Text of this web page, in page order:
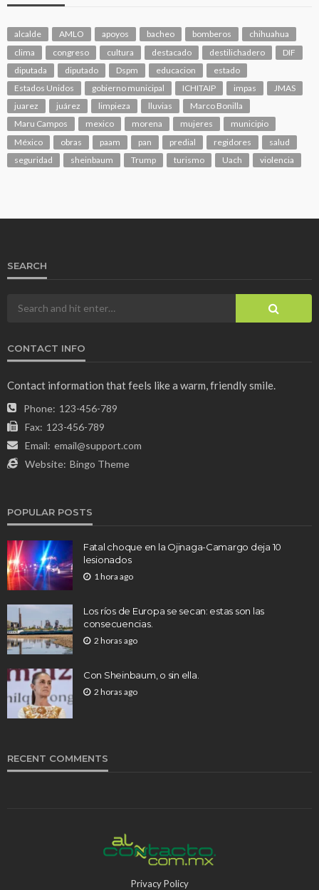
alcalde AMLO apoyos bacheo bomberos
chihuahua
clima
congreso cultura destacado destilichadero
DIF
diputada
diputado Dspm educacion
estado
Estados Unidos
gobierno municipal ICHITAIP impas
JMAS
juarez
juárez limpieza lluvias
Marco Bonilla
Maru Campos
mexico morena mujeres
municipio
México
obras paam pan predial regidores
salud
seguridad
sheinbaum Trump turismo Uach violencia
SEARCH
CONTACT INFO
Contact information that feels like a warm, friendly smile.
Phone: 123-456-789
Fax: 123-456-789
Email: email@support.com
Website: Bingo Theme
POPULAR POSTS
Fatal choque en la Ojinaga-Camargo deja 10
lesionados
1 hora ago
Los ríos de Europa se secan: estas son las
consecuencias.
2 horas ago
Con Sheinbaum, o sin ella.
2 horas ago
RECENT COMMENTS
Privacy Policy